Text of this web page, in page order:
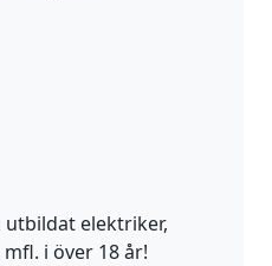
elektriker,
i över 18 år!